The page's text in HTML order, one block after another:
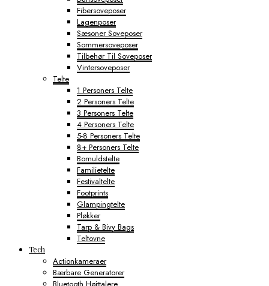
Fibersoveposer
Lagenposer
Sæsoner Soveposer
Sommersoveposer
Tilbehør Til Soveposer
Vintersoveposer
Telte
1 Personers Telte
2 Personers Telte
3 Personers Telte
4 Personers Telte
5-8 Personers Telte
8+ Personers Telte
Bomuldstelte
Familietelte
Festivaltelte
Footprints
Glampingtelte
Pløkker
Tarp & Bivy Bags
Teltovne
Tech
Actionkameraer
Bærbare Generatorer